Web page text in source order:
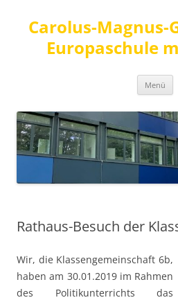
Carolus-Magnus-
Europaschule
Menü
Rathaus-Besuch der
Wir, die Klassengemeinschaft 6b,
haben am 30.01.2019 im Rahmen
des Politikunterrichts das